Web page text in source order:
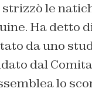
strizzò le
Ha detto
da uno
dal
lo